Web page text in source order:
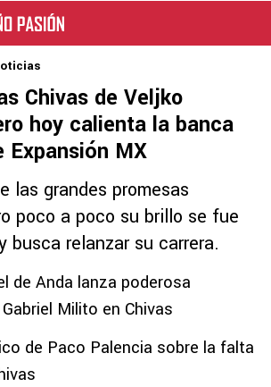
Chivas de Veljko
hoy calienta la banca
Expansión MX
las grandes promesas
poco a poco su brillo se fue
busca relanzar su carrera.
de Anda lanza poderosa
Milito en Chivas
de Paco Palencia sobre la falta